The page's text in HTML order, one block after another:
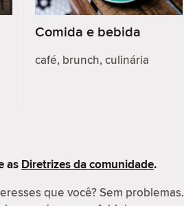
Comida e bebida
café, brunch, culinária
as Diretrizes da comunidade.
que você? Sem problemas.